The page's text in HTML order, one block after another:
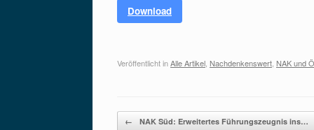
Download
Veröffentlicht inAlle Artikel Nachdenkenswert NAK und
Beitragsnavigation
← NAK Süd: Erweitertes Führungszeugnis ins…